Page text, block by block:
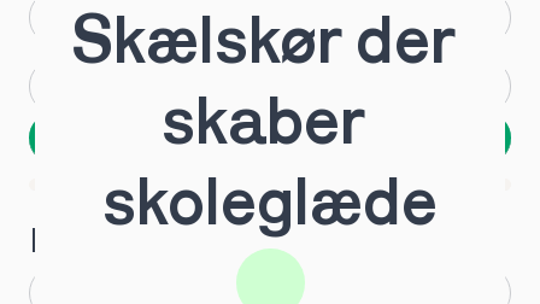
EUX
Næste
1 ud af 9 for at finde den rette tutor
Hvilken årgang?
Skælskør der
skaber
skoleglæde